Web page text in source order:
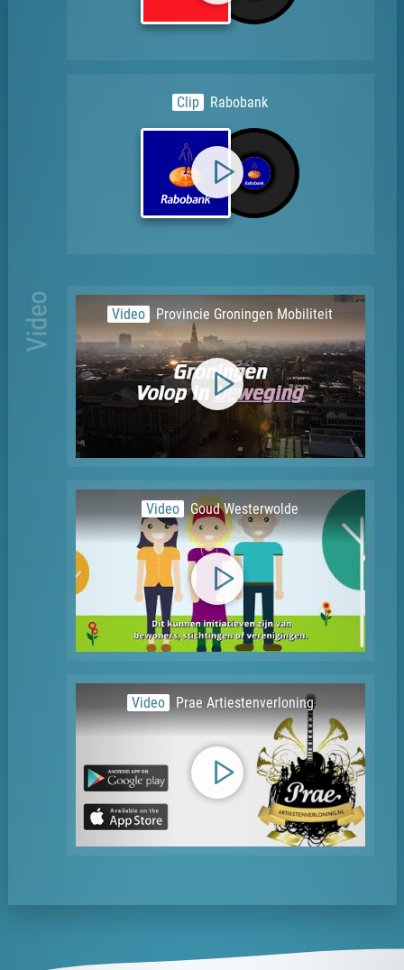
Clip Rabobank
Video Video Provincie Groningen Mobiliteit
Video Goud Westerwolde
Video Prae Artiestenverloning